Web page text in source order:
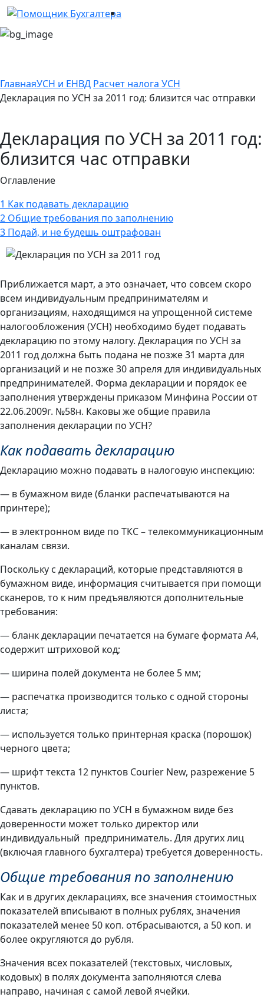
ГлавнаяУСН и ЕНВД Расчет налога УСН
Декларация по УСН за 2011 год: близится час отправки
Декларация по УСН за 2011 год:
близится час отправки
Оглавление
1 Как подавать декларацию
2 Общие требования по заполнению
3 Подай, и не будешь оштрафован
Приближается март, а это означает, что совсем скоро
всем индивидуальным предпринимателям и
организациям, находящимся на упрощенной системе
налогообложения (УСН) необходимо будет подавать
декларацию по этому налогу. Декларация по УСН за
2011 год должна быть подана не позже 31 марта для
организаций и не позже 30 апреля для индивидуальных
предпринимателей. Форма декларации и порядок ее
заполнения утверждены приказом Минфина России от
22.06.2009г. №58н. Каковы же общие правила
заполнения декларации по УСН?
Как подавать декларацию
Декларацию можно подавать в налоговую инспекцию:
— в бумажном виде (бланки распечатываются на
принтере);
— в электронном виде по ТКС – телекоммуникационным
каналам связи.
Поскольку с деклараций, которые представляются в
бумажном виде, информация считывается при помощи
сканеров, то к ним предъявляются дополнительные
требования:
— бланк декларации печатается на бумаге формата А4,
содержит штриховой код;
— ширина полей документа не более 5 мм;
— распечатка производится только с одной стороны
листа;
— используется только принтерная краска (порошок)
черного цвета;
— шрифт текста 12 пунктов Courier New, разрежение 5
пунктов.
Сдавать декларацию по УСН в бумажном виде без
доверенности может только директор или
индивидуальный предприниматель. Для других лиц
(включая главного бухгалтера) требуется доверенность.
Общие требования по заполнению
Как и в других декларациях, все значения стоимостных
показателей вписывают в полных рублях, значения
показателей менее 50 коп. отбрасываются, а 50 коп. и
более округляются до рубля.
Значения всех показателей (текстовых, числовых,
кодовых) в полях документа заполняются слева
направо, начиная с самой левой ячейки.